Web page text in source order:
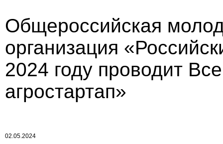
Общероссийская
организация
2024 году проводит
агростартап»
02.05.2024